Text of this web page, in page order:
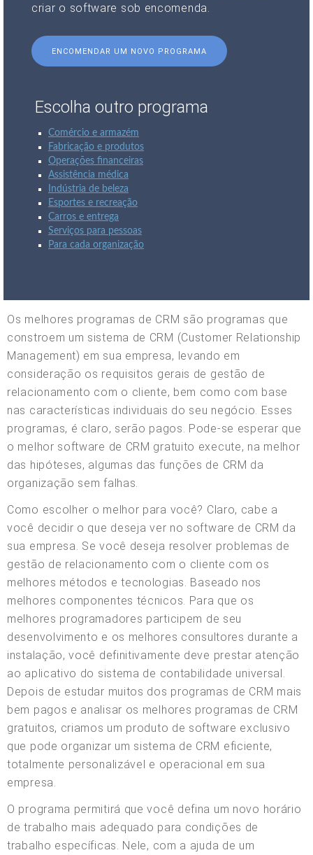
criar o software sob encomenda.
ENCOMENDAR UM NOVO PROGRAMA
Escolha outro programa
Comércio e armazém
Fabricação e produtos
Operações financeiras
Assistência médica
Indústria de beleza
Esportes e recreação
Carros e entrega
Serviços para pessoas
Para cada organização
Os melhores programas de CRM são programas que
constroem um sistema de CRM (Customer Relationship
Management) em sua empresa, levando em
consideração os requisitos gerais de gestão de
relacionamento com o cliente, bem como com base
nas características individuais do seu negócio. Esses
programas, é claro, serão pagos. Pode-se esperar que
o melhor software de CRM gratuito execute, na melhor
das hipóteses, algumas das funções de CRM da
organização sem falhas.
Como escolher o melhor para você? Claro, cabe a
você decidir o que deseja ver no software de CRM da
sua empresa. Se você deseja resolver problemas de
gestão de relacionamento com o cliente com os
melhores métodos e tecnologias. Baseado nos
melhores componentes técnicos. Para que os
melhores programadores participem de seu
desenvolvimento e os melhores consultores durante a
instalação, você definitivamente deve prestar atenção
ao aplicativo do sistema de contabilidade universal.
Depois de estudar muitos dos programas de CRM mais
bem pagos e analisar os melhores programas de CRM
gratuitos, criamos um produto de software exclusivo
que pode organizar um sistema de CRM eficiente,
totalmente personalizável e operacional em sua
empresa.
O programa permitirá que você defina um novo horário
de trabalho mais adequado para condições de
trabalho específicas. Nele, com a ajuda de um